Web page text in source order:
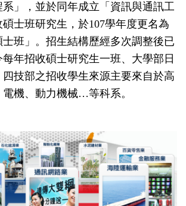
」，並於同年成立「資訊與通訊工
士班研究生，於107學年度更名為
士班」。招生結構歷經多次調整後已
年招收碩士研究生一班、大學部日
技部之招收學生來源主要來自於高
機、動力機械…等科系。